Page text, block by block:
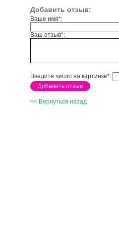
Добавить отзыв:
Ваше имя*:
Ваш отзыв*:
Введите число на картинке*:
<< Вернуться назад